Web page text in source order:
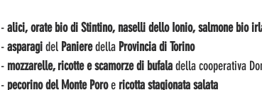
- alici, orate bio di Stintino, naselli dello Ionio, salmone bio
- asparagi del Paniere della Provincia di Torino
- mozzarelle, ricotte e scamorze di bufala della cooperativa
- pecorino del Monte Poro e ricotta stagionata salata